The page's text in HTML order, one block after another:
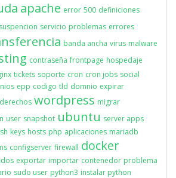
apache error 500 definiciones
suspencion servicio problemas errores
banda ancha virus malware
contraseña frontpage hospedaje
tickets soporte cron cron jobs social
epp codigo tld domnio expirar
derechos wordpress migrar
user snapshot ubuntu server apps
keys hosts php aplicaciones mariadb
configserver firewall docker
exportar importar contenedor problema
sudo user python3 instalar python